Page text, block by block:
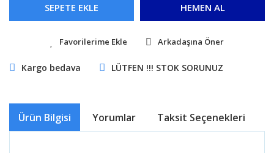
SEPETE EKLE HEMEN AL
Arkadaşına Öner
Kargo bedava LÜTFEN !!! STOK SORUNUZ
Ürün Bilgisi Yorumlar Taksit Seçenekleri